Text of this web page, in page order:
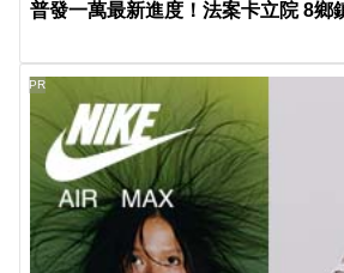
普發一萬最新進度！法案卡立院 8鄉
PR